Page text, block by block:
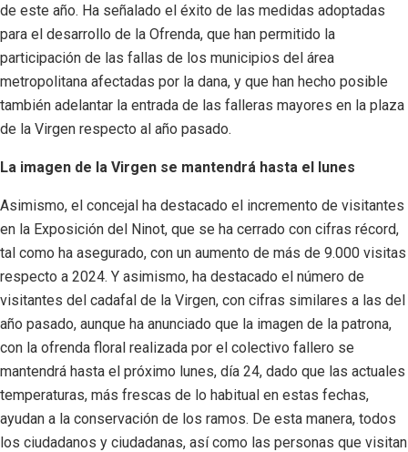
de este año. Ha señalado el éxito de las medidas adoptadas
para el desarrollo de la Ofrenda, que han permitido la
participación de las fallas de los municipios del área
metropolitana afectadas por la dana, y que han hecho posible
también adelantar la entrada de las falleras mayores en la plaza
de la Virgen respecto al año pasado.
La imagen de la Virgen se mantendrá hasta el lunes
Asimismo, el concejal ha destacado el incremento de visitantes
en la Exposición del Ninot, que se ha cerrado con cifras récord,
tal como ha asegurado, con un aumento de más de 9.000 visitas
respecto a 2024. Y asimismo, ha destacado el número de
visitantes del cadafal de la Virgen, con cifras similares a las del
año pasado, aunque ha anunciado que la imagen de la patrona,
con la ofrenda floral realizada por el colectivo fallero se
mantendrá hasta el próximo lunes, día 24, dado que las actuales
temperaturas, más frescas de lo habitual en estas fechas,
ayudan a la conservación de los ramos. De esta manera, todos
los ciudadanos y ciudadanas, así como las personas que visitan